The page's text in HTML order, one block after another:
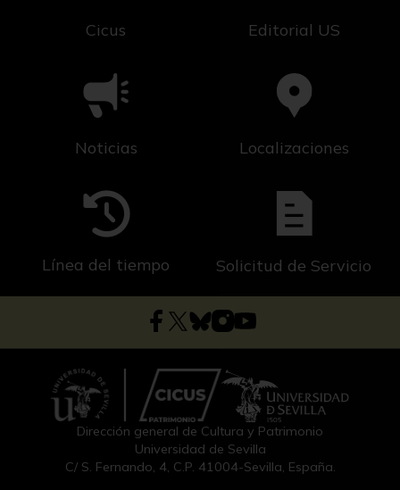
Cicus Editorial US
Noticias Localizaciones
Línea del tiempo Solicitud de Servicio
Dirección general de Cultura y Patrimonio
Universidad de Sevilla
C/ S. Fernando, 4, C.P. 41004-Sevilla, España.